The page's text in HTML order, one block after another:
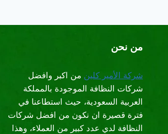
من نحن
شركة الأمير كلين من اكبر وافضل
شركات النظافة الموجودة بالمملكة
العربية السعودية، حيث استطاعنا في
فترة قصيرة ان نكون من افضل شركات
النظافة لدي عدد كبير من العملاء، وهذا